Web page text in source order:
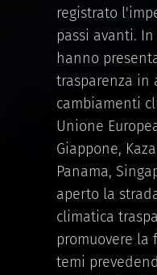
registrato
passi avanti.
hanno
trasparenza in
cambiamenti
Unione
Giappone,
Panama,
aperto la
climatica
promuovere la
temi